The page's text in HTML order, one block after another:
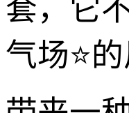
套，它
气场⭐